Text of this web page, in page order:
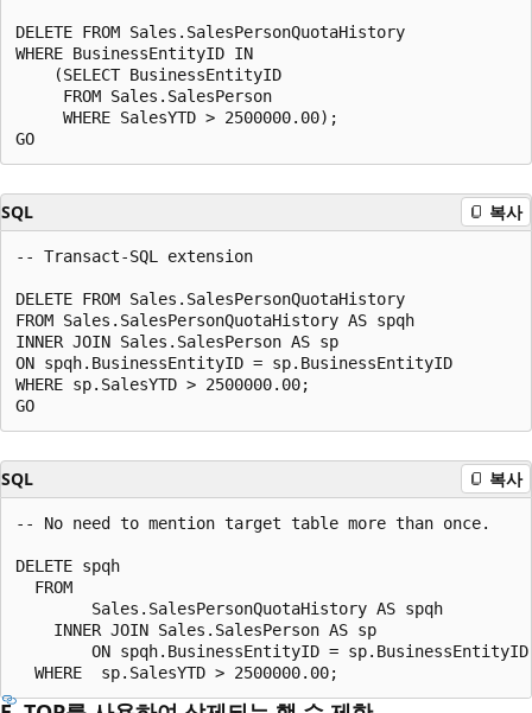
DELETE FROM Sales.SalesPersonQuotaHistory
WHERE BusinessEntityID IN
    (SELECT BusinessEntityID
     FROM Sales.SalesPerson
     WHERE SalesYTD > 2500000.00);
SQL 복사
-- Transact-SQL extension
DELETE FROM Sales.SalesPersonQuotaHistory
FROM Sales.SalesPersonQuotaHistory AS spqh
INNER JOIN Sales.SalesPerson AS sp
ON spqh.BusinessEntityID = sp.BusinessEntityID
WHERE sp.SalesYTD > 2500000.00;
SQL 복사
-- No need to mention target table more than once.
DELETE spqh
  FROM
        Sales.SalesPersonQuotaHistory AS spqh
    INNER JOIN Sales.SalesPerson AS sp
ON spqh.BusinessEntityID =